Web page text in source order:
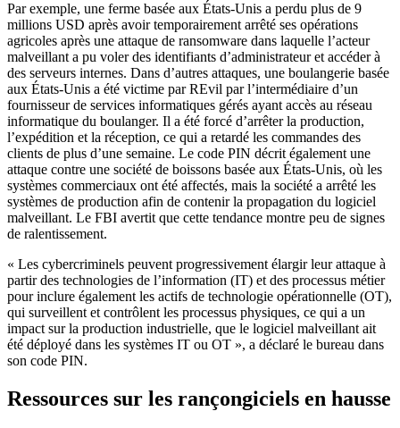
Par exemple, une ferme basée aux États-Unis a perdu plus de 9
millions USD après avoir temporairement arrêté ses opérations
agricoles après une attaque de ransomware dans laquelle l’acteur
malveillant a pu voler des identifiants d’administrateur et accéder à
des serveurs internes. Dans d’autres attaques, une boulangerie basée
aux États-Unis a été victime par REvil par l’intermédiaire d’un
fournisseur de services informatiques gérés ayant accès au réseau
informatique du boulanger. Il a été forcé d’arrêter la production,
l’expédition et la réception, ce qui a retardé les commandes des
clients de plus d’une semaine. Le code PIN décrit également une
attaque contre une société de boissons basée aux États-Unis, où les
systèmes commerciaux ont été affectés, mais la société a arrêté les
systèmes de production afin de contenir la propagation du logiciel
malveillant. Le FBI avertit que cette tendance montre peu de signes
de ralentissement.
« Les cybercriminels peuvent progressivement élargir leur attaque à
partir des technologies de l’information (IT) et des processus métier
pour inclure également les actifs de technologie opérationnelle (OT),
qui surveillent et contrôlent les processus physiques, ce qui a un
impact sur la production industrielle, que le logiciel malveillant ait
été déployé dans les systèmes IT ou OT », a déclaré le bureau dans
son code PIN.
Ressources sur les rançongiciels en hausse